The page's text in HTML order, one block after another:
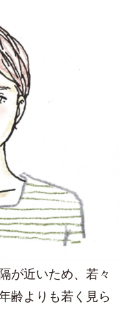
が近いため、若々
齢よりも若く見ら